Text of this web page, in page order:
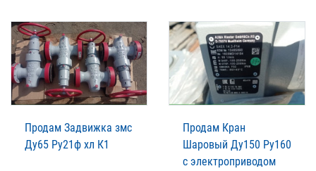
Продам Задвижка змс
Ду65 Ру21ф хл К1
Продам Кран
Шаровый Ду150 Ру160
с электроприводом